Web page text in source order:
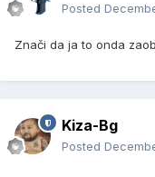
Posted
Znači da ja to onda
Kiza-Bg
Posted